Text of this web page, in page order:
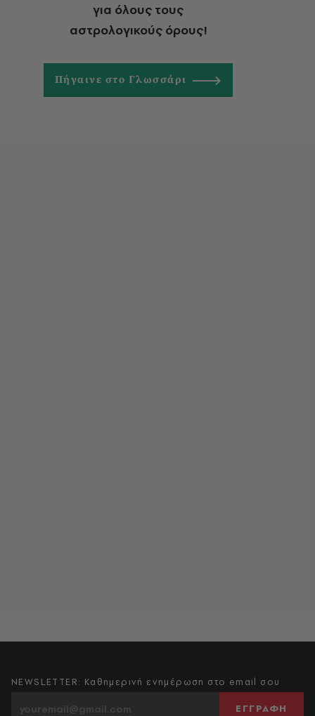
για όλους τους
αστρολογικούς όρους!
Πήγαινε στο Γλωσσάρι
NEWSLETTER: Καθημερινή ενημέρωση στο email σου
ΕΓΓΡΑΦΗ